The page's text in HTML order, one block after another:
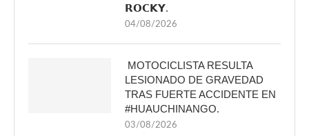
𝗥𝗢𝗖𝗞𝗬.
04/08/2026
MOTOCICLISTA RESULTA
LESIONADO DE GRAVEDAD
TRAS FUERTE ACCIDENTE EN
#HUAUCHINANGO.
03/08/2026